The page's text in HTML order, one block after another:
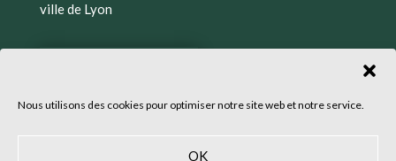
Nous utilisons des cookies pour optimiser notre site web et notre service.
OK
ville de Lyon